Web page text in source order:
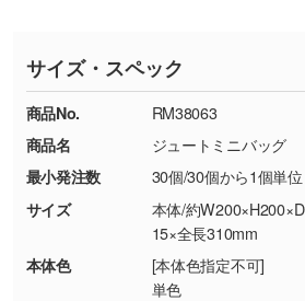
す。→詳しく見る
・コーポレートカラーを使って
刷色にこだわりがある
DIC・PANTONEなどのカラーチ
現物支給による色指定も承っ
・背景がある画像からキャラク
※詳しくは「商品の良品基準につ
ください。
【返品・交換ができない場合】
・お客様の元で商品を加工され
商品が破損した場合
・商品到着後7日以上経過して
・お客様のご都合による返品・
品・色・数量などの注文間違い
TEL：0422-29-9911 営業時間
18:00(土日祝日除く)
お問い合わせフォームはこちら
サイズ・スペック
商品No.
RM38063
商品名
ジュートミニバッグ
最小発注数
30個/30個から1個単位
サイズ
本体/約
15×全長310mm
本体色
[本体色指定不可]
単色